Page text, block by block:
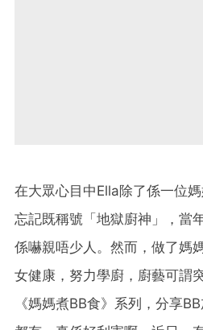
在大眾心目中Ella除了係一位
忘記既稱號「地獄廚神」，當
係嚇親唔少人。然而，做了媽
女健康，努力學廚， 廚藝可謂
《媽媽煮BB食》系列，分享